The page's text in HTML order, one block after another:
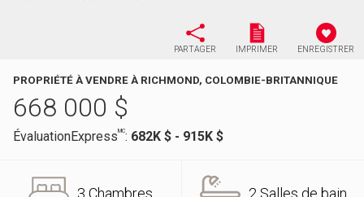
PARTAGER IMPRIMER ENREGISTRER
PROPRIÉTÉ À VENDRE À RICHMOND, COLOMBIE-BRITANNIQUE
668 000 $
ÉvaluationExpressMC: 682K $ - 915K $
3 Chambres 2 Salles de bain